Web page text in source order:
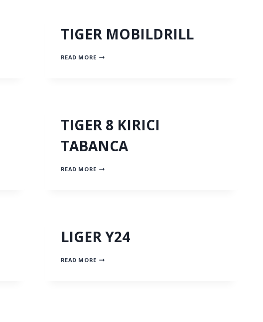
TIGER MOBILDRILL
READ MORETIGER
TIGER 8 KIRICI
TABANCA
READ MORETIGER
LIGER Y24
READ MORELIGER